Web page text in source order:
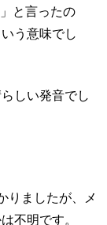
と言ったの
う意味でし
しい発音でし
りましたが、メ
不明です。